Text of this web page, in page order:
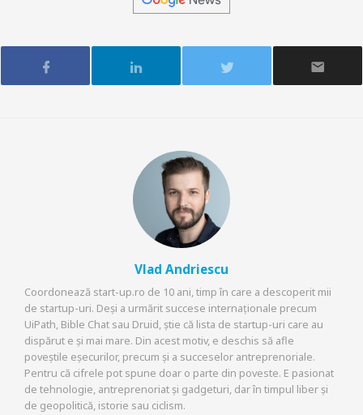
Vlad Andriescu
Coordonează start-up.ro de 10 ani, timp în care a descoperit mii
de startup-uri. Deși a urmărit succese internaționale precum
UiPath, Bible Chat sau Druid, știe că lista de startup-uri care au
dispărut e și mai mare. Din acest motiv, e deschis să afle
poveștile eșecurilor, precum și a succeselor antreprenoriale.
Pentru că cifrele pot spune doar o parte din poveste. E pasionat
de tehnologie, antreprenoriat și gadgeturi, dar în timpul liber și
de geopolitică, istorie sau ciclism.